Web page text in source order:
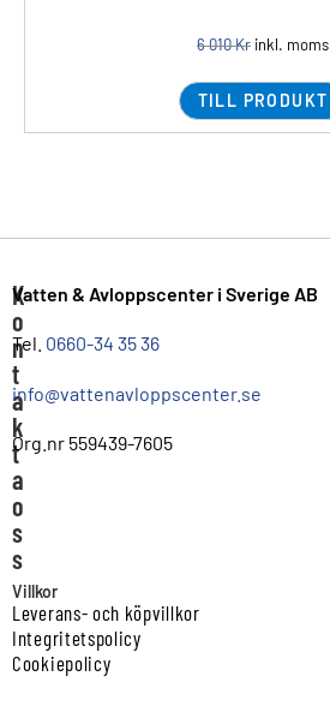
6 010Kr inkl. moms
TILL PRODUKT
K
o
n
t
a
k
t
a
o
s
s
Vatten & Avloppscenter i Sverige AB
Tel. 0660-34 35 36
info@vattenavloppscenter.se
Org.nr 559439-7605
Villkor
Leverans- och köpvillkor
Integritetspolicy
Cookiepolicy